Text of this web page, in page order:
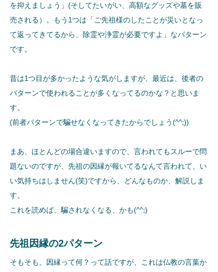
を抑えましょう」(そしてたいがい、高額なグッズや墓を販
売される）。もう1つは「ご先祖様のしたことが災いとなっ
て返ってきてるから、除霊や浄霊が必要ですよ」なパターン
です。
昔は1つ目が多かったような気がしますが、最近は、後者の
パターンで使われることが多くなってるのかな？と思いま
す。
(前者パターンで騙せなくなってきたからでしょう(^^;))
まあ、ほとんどの場合違いますので、言われてもスルーで問
題ないのですが、先祖の因縁が報いてるなんて言われて、い
い気持ちはしません(笑)ですから、どんなものか、解説しま
す。
これを読めば、騙されなくなる、かも(^^;)
先祖因縁の2パターン
そもそも、因縁って何？って話ですが、これは仏教の言葉か